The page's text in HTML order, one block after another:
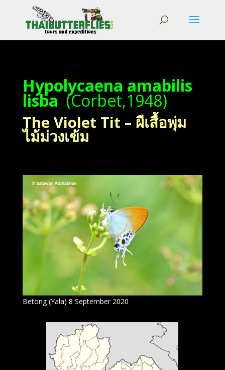
Hypolycaena amabilis
lisba (Corbet,1948)
The Violet Tit – ผีเสื้อพุ่ม
ไม้ม่วงเข้ม
Betong (Yala) 8 September 2020